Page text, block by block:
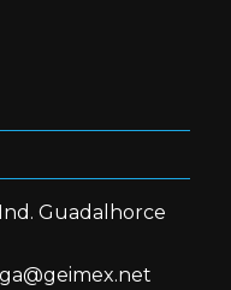
Guadalhorce